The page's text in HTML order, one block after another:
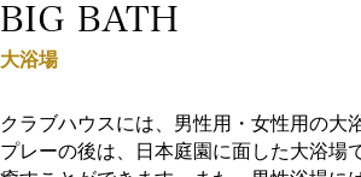
BIG BATH
大浴場
クラブハウスには、男性用・女性用の大
プレーの後は、日本庭園に面した大浴場